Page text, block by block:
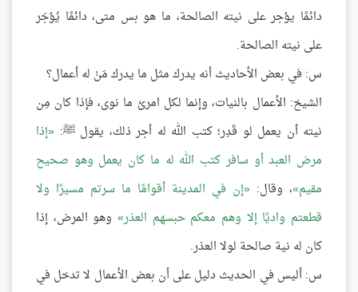
دائمًا يؤجر على نيته الصالحة، ما هو بس متى، دائمًا يُؤجَر
على نيته الصالحة.
س: في بعض الأحاديث أنه يدرك مثل ما يدرك مَنْ له أعمال؟
الشيخ: الأعمال بالنيات، وإنما لكل امرئ ما نوى، فإذا كان مِن
نيته أن يعمل لو قَدِر؛ كتب الله له أجر ذلك، يقول ﷺ: إذا
مرض العبد أو سافر كتب الله له ما كان يعمل وهو صحيح
مقيم ، وقال:
إن في المدينة أقوامًا ما سرتم مسيرًا ولا
قطعتم واديًا إلا وهم معكم حبسهم العذر وهو المرض، إذا
كان له نية صالحة لولا العذر.
س: أليس في الحديث دليل على أن بعض الأعمال لا تدخل في